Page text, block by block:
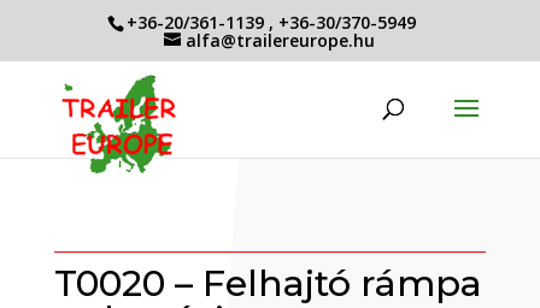
+36-20/361-1139 , +36-30/370-5949
alfa@trailereurope.hu
T0020 – Felhajtó rámpa